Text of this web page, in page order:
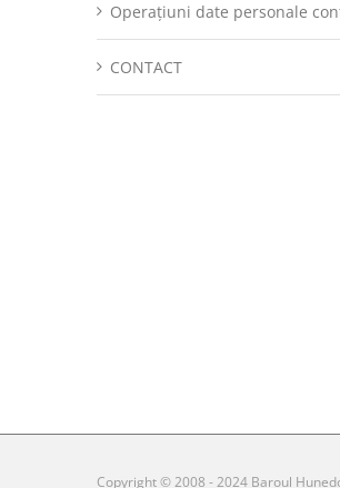
Operațiuni date personale
CONTACT
Copyright © 2008 - 2024 Baroul